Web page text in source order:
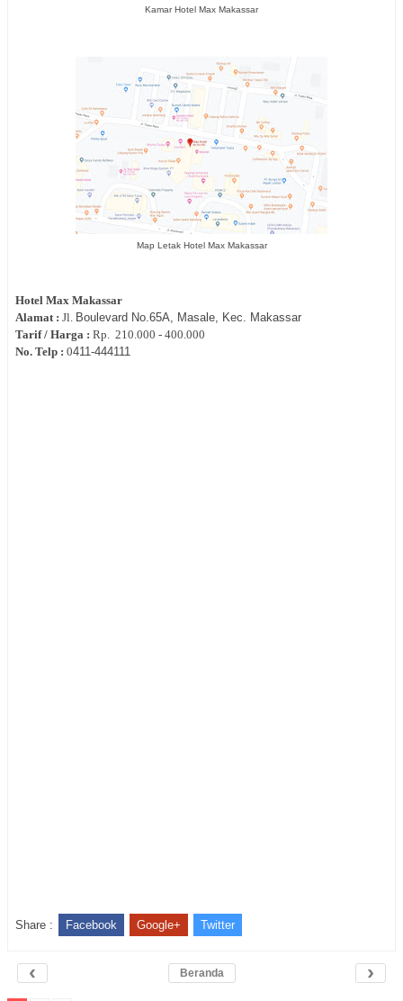
Kamar Hotel Max Makassar
Map Letak Hotel Max Makassar
Hotel Max Makassar
Alamat : Jl. Boulevard No.65A, Masale, Kec. Makassar
Tarif / Harga : Rp. 210.000 - 400.000
No. Telp : 0411-444111
Share : Facebook Google+ Twitter
‹ ›
Beranda